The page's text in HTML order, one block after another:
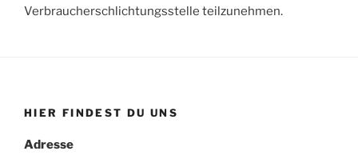
Verbraucherschlichtungsstelle teilzunehmen.
HIER FINDEST DU UNS
Adresse